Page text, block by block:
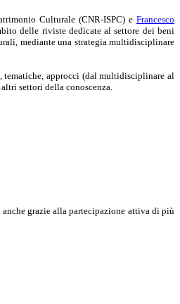
Culturale (CNR-ISPC) e Francesco
delle riviste dedicate al settore dei beni
mediante una strategia multidisciplinare
approcci (dal multidisciplinare al
settori della conoscenza.
anche grazie alla partecipazione attiva di più